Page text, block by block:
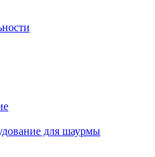
для шаурмы